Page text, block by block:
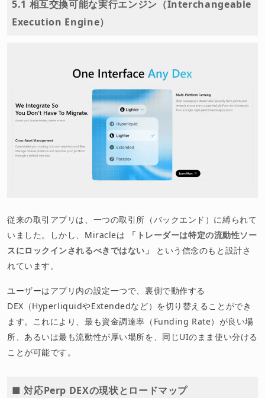
5.1 相互交換可能な実行エンジン（Interchangeable
Execution Engine）
従来の取引アプリは、一つの取引所（バックエンド）に縛られて
いました。しかし、Miracleは
「トレーダーは特定の流動性ソー
スにロックインされるべきではない」
という信念のもと設計さ
れています。
ユーザーはアプリ内の設定一つで、裏側で動作する
DEX（HyperliquidやExtendedなど）を切り替えることができ
ます。これにより、最も資金調達率（Funding Rate）が良い場
所、あるいは最も流動性が厚い場所を、同じUIのまま使い分ける
ことが可能です。
■ 対応Perp DEXの現状とロードマップ